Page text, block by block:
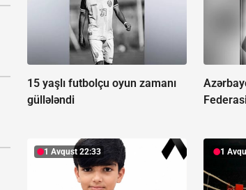
15 yaşlı futbolçu oyun zamanı
güllələndi
1 Avqust 22:33 1